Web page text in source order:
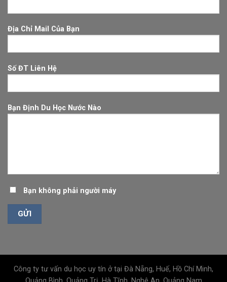
Địa Chỉ Mail Của Bạn
Số ĐT Liên Hệ
Bạn Định Du Học Nước Nào
Bạn không phải người máy
Công ty tư vấn du học uy tín ở tại Đà Nẵng, Huế, Hồ Chí Minh,